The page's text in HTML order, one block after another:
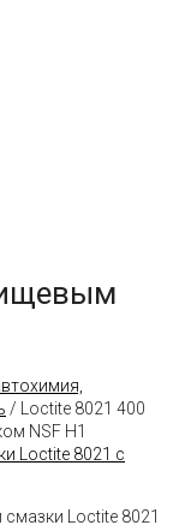
/ Loctite 8021 400
NSF H1